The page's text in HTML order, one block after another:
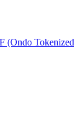
(Ondo Tokenized